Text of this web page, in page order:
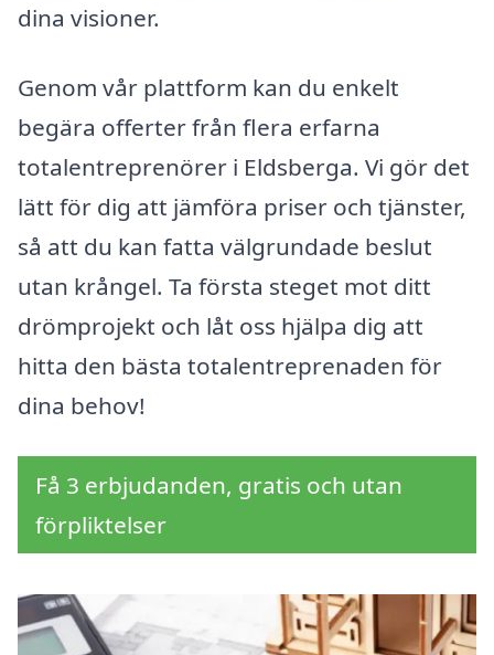
dina visioner.
Genom vår plattform kan du enkelt
begära offerter från flera erfarna
totalentreprenörer i Eldsberga. Vi gör det
lätt för dig att jämföra priser och tjänster,
så att du kan fatta välgrundade beslut
utan krångel. Ta första steget mot ditt
drömprojekt och låt oss hjälpa dig att
hitta den bästa totalentreprenaden för
dina behov!
Få 3 erbjudanden, gratis och utan
förpliktelser